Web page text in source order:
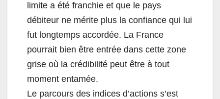
limite a été franchie et que le pays
débiteur ne mérite plus la confiance qui lui
fut longtemps accordée. La France
pourrait bien être entrée dans cette zone
grise où la crédibilité peut être à tout
moment entamée.
Le parcours des indices d’actions s’est